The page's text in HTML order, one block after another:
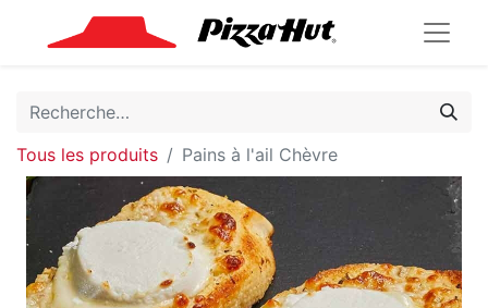
Tous les produits Pains à l'ail Chèvre